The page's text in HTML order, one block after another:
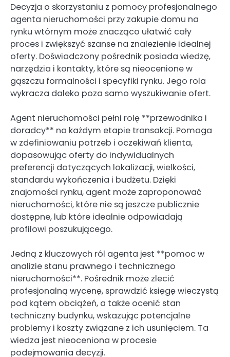
Decyzja o skorzystaniu z pomocy profesjonalnego
agenta nieruchomości przy zakupie domu na
rynku wtórnym może znacząco ułatwić cały
proces i zwiększyć szanse na znalezienie idealnej
oferty. Doświadczony pośrednik posiada wiedzę,
narzędzia i kontakty, które są nieocenione w
gąszczu formalności i specyfiki rynku. Jego rola
wykracza daleko poza samo wyszukiwanie ofert.
Agent nieruchomości pełni rolę **przewodnika i
doradcy** na każdym etapie transakcji. Pomaga
w zdefiniowaniu potrzeb i oczekiwań klienta,
dopasowując oferty do indywidualnych
preferencji dotyczących lokalizacji, wielkości,
standardu wykończenia i budżetu. Dzięki
znajomości rynku, agent może zaproponować
nieruchomości, które nie są jeszcze publicznie
dostępne, lub które idealnie odpowiadają
profilowi poszukującego.
Jedną z kluczowych ról agenta jest **pomoc w
analizie stanu prawnego i technicznego
nieruchomości**. Pośrednik może zlecić
profesjonalną wycenę, sprawdzić księgę wieczystą
pod kątem obciążeń, a także ocenić stan
techniczny budynku, wskazując potencjalne
problemy i koszty związane z ich usunięciem. Ta
wiedza jest nieoceniona w procesie
podejmowania decyzji.